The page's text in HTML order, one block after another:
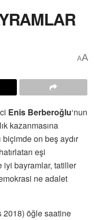
AA
Enis Berberoğlu‘nun
kazanmasına
on beş aydır
eşi
iyi bayramlar, tatiller
ne adalet
2018) öğle saatine